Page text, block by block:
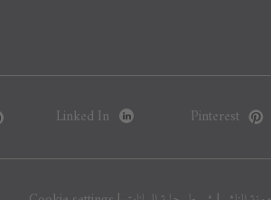
Pinterest
Linked In